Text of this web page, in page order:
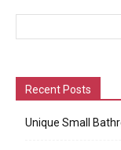
Recent Posts
Unique Small